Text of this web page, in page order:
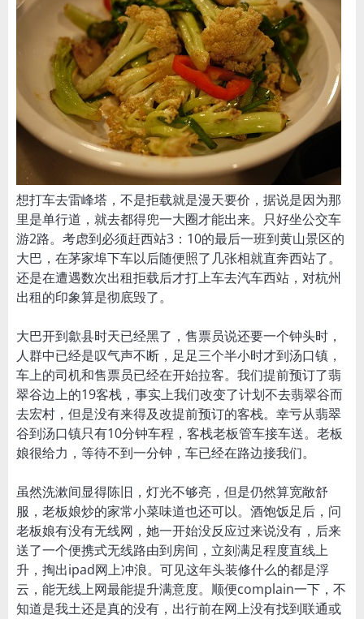
想打车去雷峰塔，不是拒载就是漫天要价，据说是因为那
里是单行道，就去都得兜一大圈才能出来。只好坐公交车
游2路。考虑到必须赶西站3：10的最后一班到黄山景区的
大巴，在茅家埠下车以后随便照了几张相就直奔西站了。
还是在遭遇数次出租拒载后才打上车去汽车西站，对杭州
出租的印象算是彻底毁了。
大巴开到歙县时天已经黑了，售票员说还要一个钟头时，
人群中已经是叹气声不断，足足三个半小时才到汤口镇，
车上的司机和售票员已经在开始拉客。我们提前预订了翡
翠谷边上的19客栈，事实上我们改变了计划不去翡翠谷而
去宏村，但是没有来得及改提前预订的客栈。幸亏从翡翠
谷到汤口镇只有10分钟车程，客栈老板管车接车送。老板
娘很给力，等待不到一分钟，车已经在路边接我们。
虽然洗漱间显得陈旧，灯光不够亮，但是仍然算宽敞舒
服，老板娘炒的家常小菜味道也还可以。酒饱饭足后，问
老板娘有没有无线网，她一开始没反应过来说没有，后来
送了一个便携式无线路由到房间，立刻满足程度直线上
升，掏出ipad网上冲浪。可见这年头装修什么的都是浮
云，能无线上网最能提升满意度。顺便complain一下，不
知道是我土还是真的没有，出行前在网上没有找到联通或